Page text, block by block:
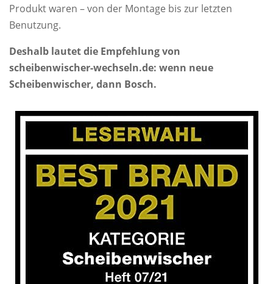
Produkt waren – von der Montage bis zur letzten
Benutzung.
Deshalb lautet die Empfehlung von
scheibenwischer-wechseln.de: wenn neue
Scheibenwischer, dann Bosch.